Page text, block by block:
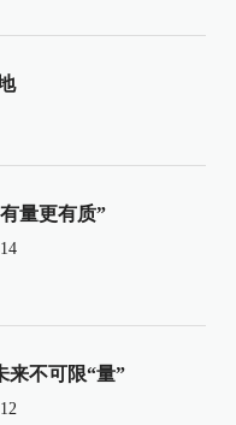
量更有质”
来不可限“量”